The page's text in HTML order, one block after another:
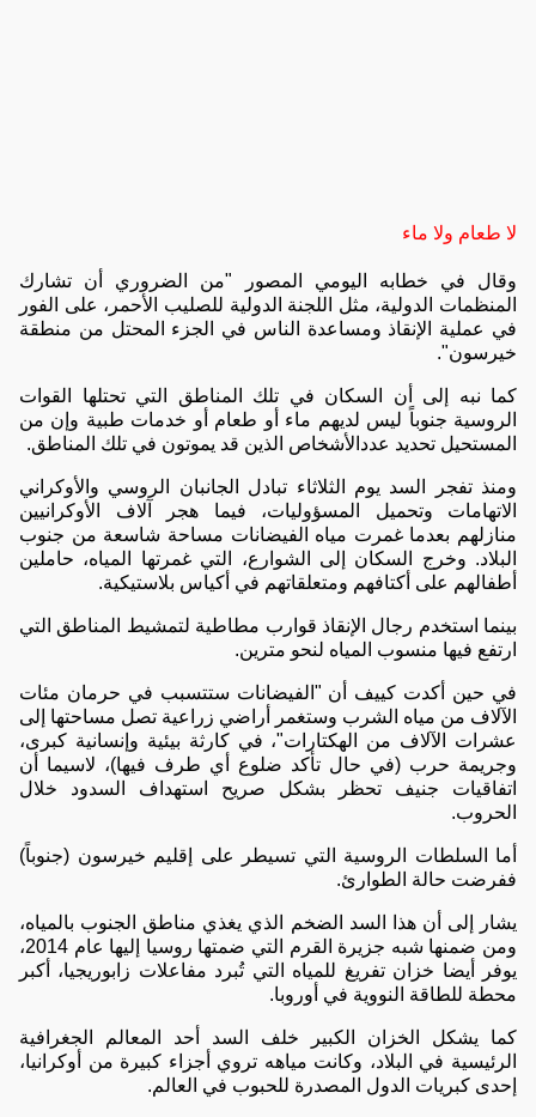
لا طعام ولا ماء
وقال في خطابه اليومي المصور "من الضروري أن تشارك
المنظمات الدولية، مثل اللجنة الدولية للصليب الأحمر، على الفور
في عملية الإنقاذ ومساعدة الناس في الجزء المحتل من منطقة
خيرسون".
كما نبه إلى أن السكان في تلك المناطق التي تحتلها القوات
الروسية جنوباً ليس لديهم ماء أو طعام أو خدمات طبية وإن من
المستحيل تحديد عددالأشخاص الذين قد يموتون في تلك المناطق.
ومنذ تفجر السد يوم الثلاثاء تبادل الجانبان الروسي والأوكراني
الاتهامات وتحميل المسؤوليات، فيما هجر آلاف الأوكرانيين
منازلهم بعدما غمرت مياه الفيضانات مساحة شاسعة من جنوب
البلاد. وخرج السكان إلى الشوارع، التي غمرتها المياه، حاملين
أطفالهم على أكتافهم ومتعلقاتهم في أكياس بلاستيكية.
بينما استخدم رجال الإنقاذ قوارب مطاطية لتمشيط المناطق التي
ارتفع فيها منسوب المياه لنحو مترين.
في حين أكدت كييف أن "الفيضانات ستتسبب في حرمان مئات
الآلاف من مياه الشرب وستغمر أراضي زراعية تصل مساحتها إلى
عشرات الآلاف من الهكتارات"، في كارثة بيئية وإنسانية كبرى،
وجريمة حرب (في حال تأكد ضلوع أي طرف فيها)، لاسيما أن
اتفاقيات جنيف تحظر بشكل صريح استهداف السدود خلال
الحروب.
أما السلطات الروسية التي تسيطر على إقليم خيرسون (جنوباً)
ففرضت حالة الطوارئ.
يشار إلى أن هذا السد الضخم الذي يغذي مناطق الجنوب بالمياه،
ومن ضمنها شبه جزيرة القرم التي ضمتها روسيا إليها عام 2014،
يوفر أيضا خزان تفريغ للمياه التي تُبرد مفاعلات زابوريجيا، أكبر
محطة للطاقة النووية في أوروبا.
كما يشكل الخزان الكبير خلف السد أحد المعالم الجغرافية
الرئيسية في البلاد، وكانت مياهه تروي أجزاء كبيرة من أوكرانيا،
إحدى كبريات الدول المصدرة للحبوب في العالم.